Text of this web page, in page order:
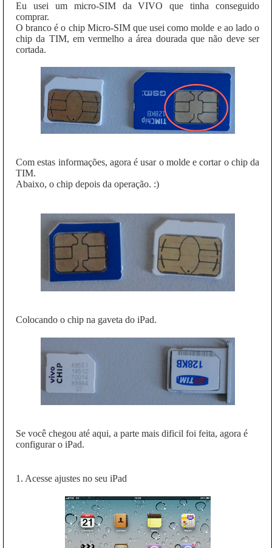
Eu usei um micro-SIM da VIVO que tinha conseguido
comprar.
O branco é o chip Micro-SIM que usei como molde e ao lado o
chip da TIM, em vermelho a área dourada que não deve ser
cortada.
Com estas informações, agora é usar o molde e cortar o chip da
TIM.
Abaixo, o chip depois da operação. :)
Colocando o chip na gaveta do iPad.
Se você chegou até aqui, a parte mais dificil foi feita, agora é
configurar o iPad.
1. Acesse ajustes no seu iPad